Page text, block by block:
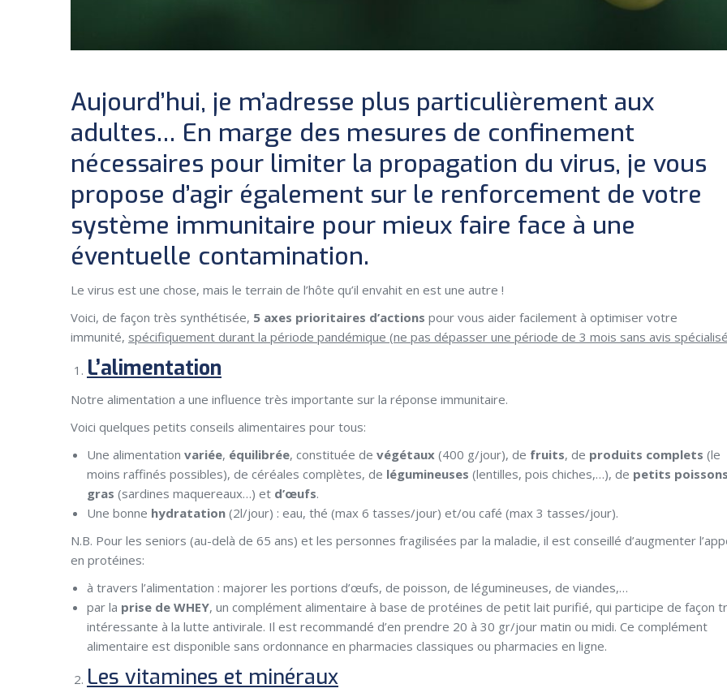
Aujourd’hui, je m’adresse plus particulièrement aux
adultes… En marge des mesures de confinement
nécessaires pour limiter la propagation du virus, je vous
propose d’agir également sur le renforcement de votre
système immunitaire pour mieux faire face à une
éventuelle contamination.
Le virus est une chose, mais le terrain de l’hôte qu’il envahit en est une autre !
Voici, de façon très synthétisée, 5 axes prioritaires d’actions pour vous aider facilement à optimiser votre
immunité, spécifiquement durant la période pandémique (ne pas dépasser une période de 3 mois sans avis
L’alimentation
Notre alimentation a une influence très importante sur la réponse immunitaire.
Voici quelques petits conseils alimentaires pour tous:
Une alimentation variée, équilibrée, constituée de végétaux (400 g/jour), de fruits, de produits complets (le
moins raffinés possibles), de céréales complètes, de légumineuses (lentilles, pois chiches,…), de petits poissons
gras (sardines maquereaux…) et d’œufs.
Une bonne hydratation (2l/jour) : eau, thé (max 6 tasses/jour) et/ou café (max 3 tasses/jour).
N.B. Pour les seniors (au-delà de 65 ans) et les personnes fragilisées par la maladie, il est conseillé d’augmenter
en protéines:
à travers l’alimentation : majorer les portions d’œufs, de poisson, de légumineuses, de viandes,…
par la prise de WHEY, un complément alimentaire à base de protéines de petit lait purifié, qui participe de façon
intéressante à la lutte antivirale. Il est recommandé d’en prendre 20 à 30 gr/jour matin ou midi. Ce complément
alimentaire est disponible sans ordonnance en pharmacies classiques ou pharmacies en ligne.
Les vitamines et minéraux